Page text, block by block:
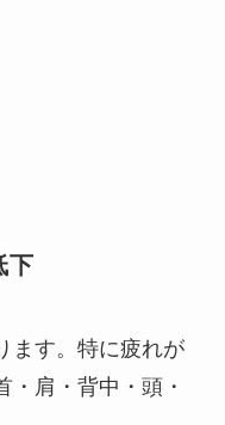
下
ます。特に疲れが
・肩・背中・頭・